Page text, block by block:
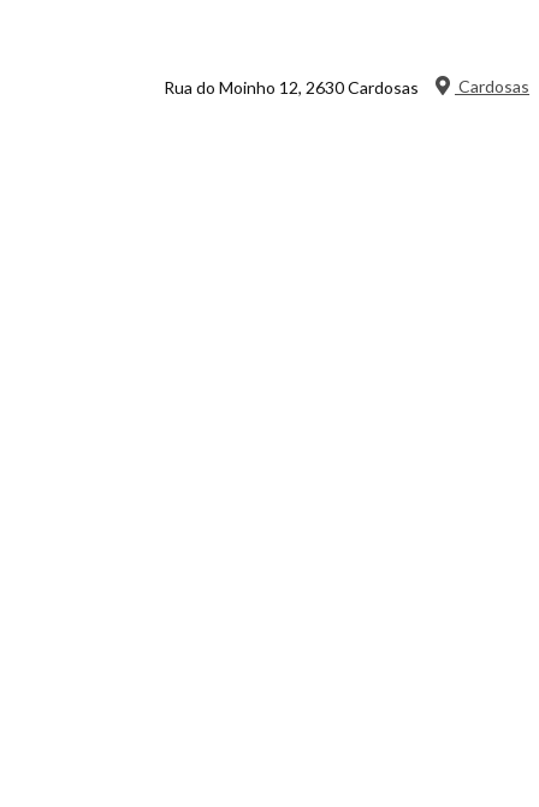
Cardosas
Rua do Moinho 12, 2630 Cardosas